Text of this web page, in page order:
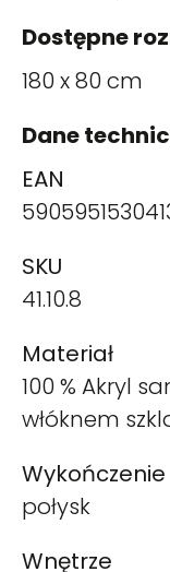
Dostępne
180 x 80 cm
Dane
EAN
SKU
41.10.8
Materiał
100 % Akryl
włóknem
Wykończenie
połysk
Wnętrze